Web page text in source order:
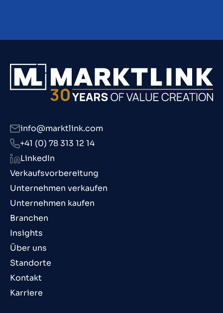
Verkaufsvorbereitung
Unternehmen verkaufen
Unternehmen kaufen
Branchen
Insights
Über uns
Standorte
Kontakt
Karriere
info@marktlink.com
+41 (0) 78 313 12 14
LinkedIn